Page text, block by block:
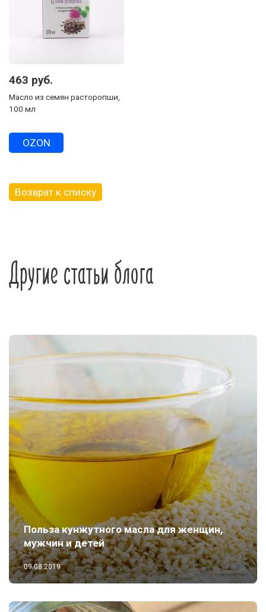
463 руб.
Масло из семян расторопши,
100 мл
OZON
Возврат к списку
Другие статьи блога
Польза кунжутного масла для женщин,
мужчин и детей
09.08.2019